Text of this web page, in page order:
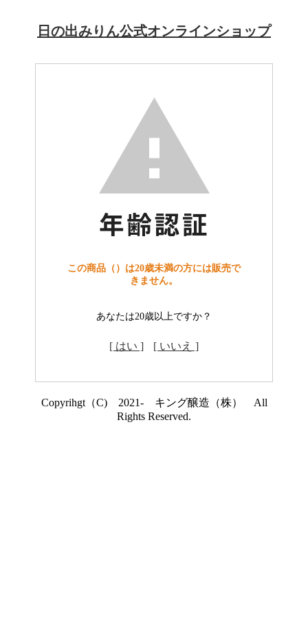
日の出みりん公式オンラインショップ
この商品（）は20歳未満の方には販売で
きません。
あなたは20歳以上ですか？
[ はい ] [ いいえ ]
Copyrihgt（C) 2021- キング醸造（株） All
Rights Reserved.